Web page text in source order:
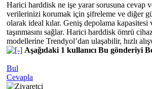
Harici harddisk ne işe yarar sorusuna cevap
verilerinizi korumak için şifreleme ve diğer
olarak ideal kılar. Geniş depolama
taşınmasını sağlar. Harici harddisk ömrü
modellerine Trendyol’dan ulaşabilir, hızlı
Aşağıdaki 1 kullanıcı Bu gönderiyi
Bul
Cevapla